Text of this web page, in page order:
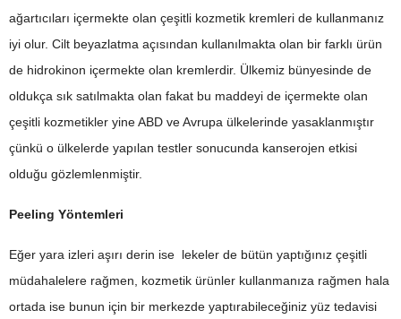
ağartıcıları içermekte olan çeşitli kozmetik kremleri de kullanmanız
iyi olur. Cilt beyazlatma açısından kullanılmakta olan bir farklı ürün
de hidrokinon içermekte olan kremlerdir. Ülkemiz bünyesinde de
oldukça sık satılmakta olan fakat bu maddeyi de içermekte olan
çeşitli kozmetikler yine ABD ve Avrupa ülkelerinde yasaklanmıştır
çünkü o ülkelerde yapılan testler sonucunda kanserojen etkisi
olduğu gözlemlenmiştir.
Peeling Yöntemleri
Eğer yara izleri aşırı derin ise lekeler de bütün yaptığınız çeşitli
müdahalelere rağmen, kozmetik ürünler kullanmanıza rağmen hala
ortada ise bunun için bir merkezde yaptırabileceğiniz yüz tedavisi